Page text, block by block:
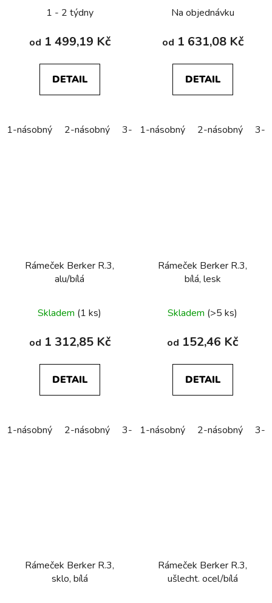
1 - 2 týdny
od 1 499,19 Kč
DETAIL
1-násobný 2-násobný 3-násobný 4-násobný 5-
Na objednávku
od 1 631,08 Kč
DETAIL
1-násobný 2-násobný 3-
Rámeček Berker R.3,
alu/bílá
Skladem (1 ks)
od 1 312,85 Kč
DETAIL
1-násobný 2-násobný 3-násobný 4-násobný 5-
Rámeček Berker R.3,
bílá, lesk
Skladem (>5 ks)
od 152,46 Kč
DETAIL
1-násobný 2-násobný 3-
Rámeček Berker R.3,
sklo, bílá
Rámeček Berker R.3,
ušlecht. ocel/bílá